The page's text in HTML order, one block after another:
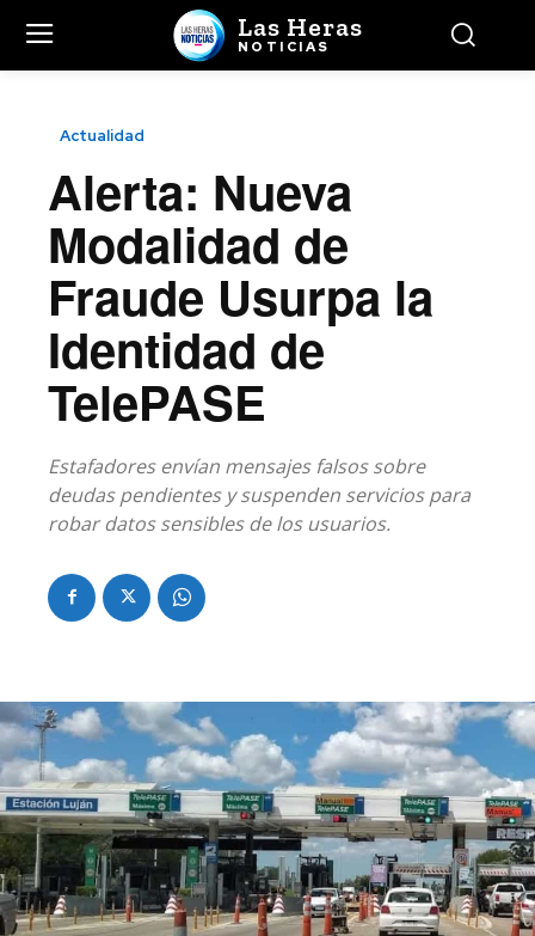
Las Heras
NOTICIAS
Actualidad
Alerta: Nueva
Modalidad de
Fraude Usurpa la
Identidad de
TelePASE
Estafadores envían mensajes falsos sobre
deudas pendientes y suspenden servicios para
robar datos sensibles de los usuarios.